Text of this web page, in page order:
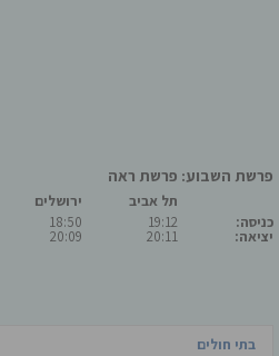
פרשת השבוע: פרשת ראה
כניסה:
יציאה:
תל אביב
19:12
20:11
ירושלים
18:50
20:09
בתי חולים